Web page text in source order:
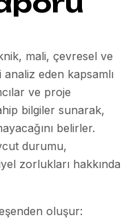
mali, çevresel ve
eden kapsamlı
ve proje
bilgiler sunarak,
belirler.
durumu,
zorlukları hakkında
oluşur: